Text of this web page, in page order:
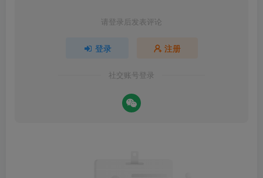
请登录后发表评论
登录 注册
社交账号登录